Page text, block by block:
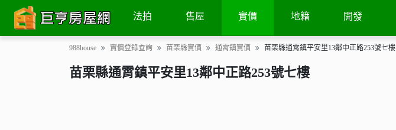
法拍 售屋 實價 地籍 開發
988house 實價登錄查詢 苗栗縣實價 通霄鎮實價 苗栗縣通霄鎮平安里13鄰中正路253號七樓
土地 建物 交易次數 地圖街景
苗栗縣通霄鎮平安里13鄰中正路253號七樓